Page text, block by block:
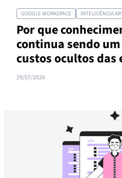
GOOGLE WORKSPACE INTELIGÊNCIA
Por que
continua sendo
custos ocultos das
29/07/2026